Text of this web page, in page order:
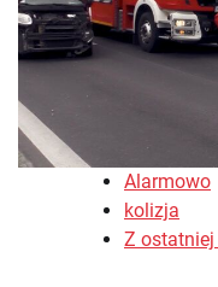
Alarmowo
kolizja
Z